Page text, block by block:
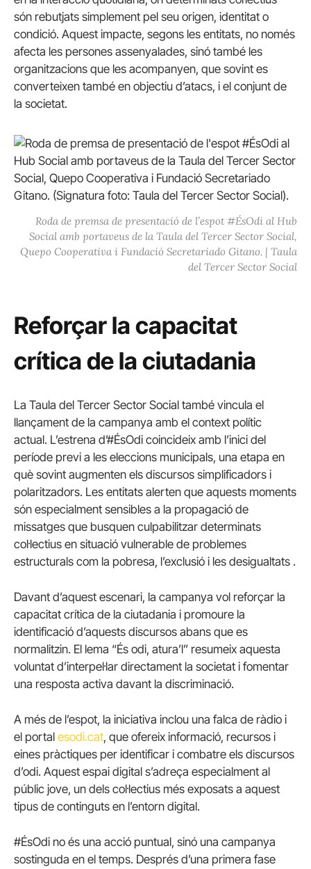
són rebutjats simplement pel seu origen, identitat o
condició. Aquest impacte, segons les entitats, no només
afecta les persones assenyalades, sinó també les
organitzacions que les acompanyen, que sovint es
converteixen també en objectiu d’atacs, i el conjunt de
la societat.
Roda de premsa de presentació de l’espot #ÉsOdi al Hub
Social amb portaveus de la Taula del Tercer Sector Social,
Quepo Cooperativa i Fundació Secretariado Gitano. | Taula
del Tercer Sector Social
Reforçar la capacitat
crítica de la ciutadania
La Taula del Tercer Sector Social també vincula el
llançament de la campanya amb el context polític
actual. L’estrena d’#ÉsOdi coincideix amb l’inici del
període previ a les eleccions municipals, una etapa en
què sovint augmenten els discursos simplificadors i
polaritzadors. Les entitats alerten que aquests moments
són especialment sensibles a la propagació de
missatges que busquen culpabilitzar determinats
col·lectius en situació vulnerable de problemes
estructurals com la pobresa, l’exclusió i les desigualtats .
Davant d’aquest escenari, la campanya vol reforçar la
capacitat crítica de la ciutadania i promoure la
identificació d’aquests discursos abans que es
normalitzin. El lema “És odi, atura’l” resumeix aquesta
voluntat d’interpel·lar directament la societat i fomentar
una resposta activa davant la discriminació.
A més de l’espot, la iniciativa inclou una falca de ràdio i
el portal esodi.cat, que ofereix informació, recursos i
eines pràctiques per identificar i combatre els discursos
d’odi. Aquest espai digital s’adreça especialment al
públic jove, un dels col·lectius més exposats a aquest
tipus de continguts en l’entorn digital.
#ÉsOdi no és una acció puntual, sinó una campanya
sostinguda en el temps. Després d’una primera fase